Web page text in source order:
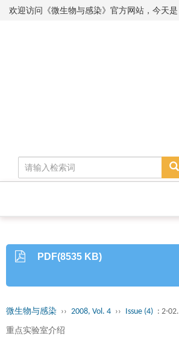
欢迎访问《微生物与感染》官方网站，今天是
PDF(8535 KB)
微生物与感染 ›› 2008, Vol. 4 ›› Issue (4) : 2-02.
重点实验室介绍